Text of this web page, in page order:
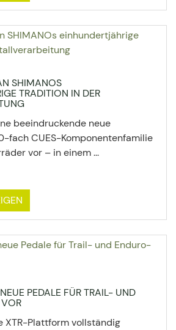
SHIMANOS
TRADITION IN DER
beeindruckende neue
fach CUES-Komponentenfamilie
vor – in einem ...
PEDALE FÜR TRAIL- UND
XTR-Plattform vollständig